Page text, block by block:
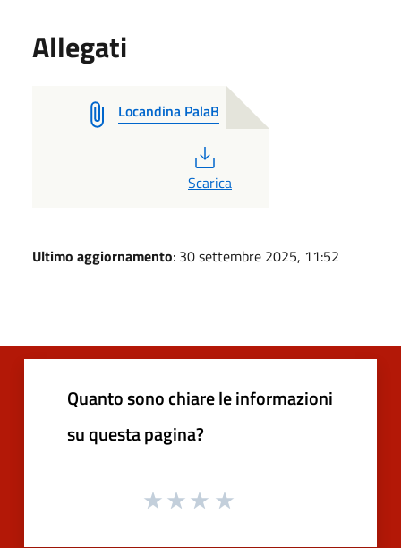
Allegati
Locandina PalaB
PDF
Scarica
Ultimo aggiornamento: 30 settembre 2025, 11:52
Quanto sono chiare le informazioni
su questa pagina?